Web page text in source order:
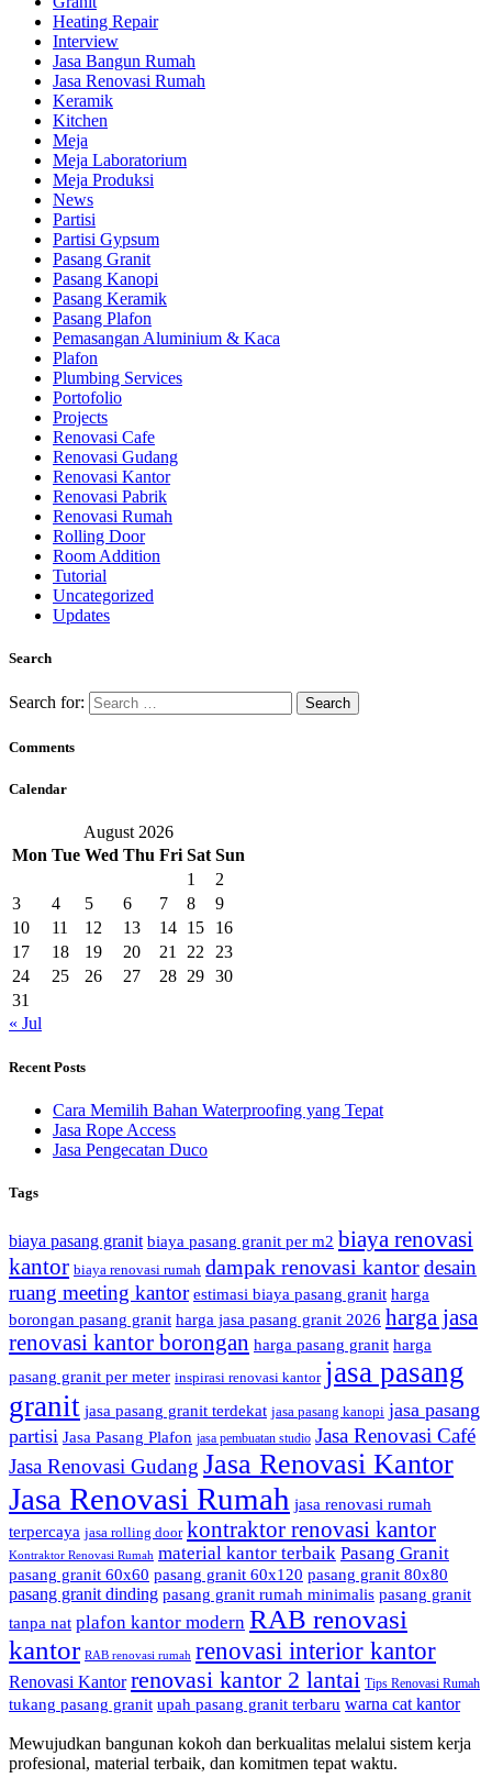
Heating Repair
Interview
Jasa Bangun Rumah
Jasa Renovasi Rumah
Keramik
Kitchen
Meja
Meja Laboratorium
Meja Produksi
News
Partisi
Partisi Gypsum
Pasang Granit
Pasang Kanopi
Pasang Keramik
Pasang Plafon
Pemasangan Aluminium & Kaca
Plafon
Plumbing Services
Portofolio
Projects
Renovasi Cafe
Renovasi Gudang
Renovasi Kantor
Renovasi Pabrik
Renovasi Rumah
Rolling Door
Room Addition
Tutorial
Uncategorized
Updates
Search
Search for:
Comments
Calendar
August 2026
Mon Tue Wed Thu Fri Sat Sun
1
2
3
4 5 6 7 8
9
10
11 12 13 14 15
16
17
18 19 20 21 22 23
24
25 26 27 28 29 30
31
« Jul
Recent Posts
Cara Memilih Bahan Waterproofing yang Tepat
Jasa Rope Access
Jasa Pengecatan Duco
Tags
biaya pasang granit biaya pasang granit per m2 biaya renovasi
kantor biaya renovasi rumah dampak renovasi kantordesain
ruang meeting kantor estimasi biaya pasang granit harga
borongan pasang granit harga jasa pasang granit 2026 harga jasa
renovasi kantor borongan harga pasang granit harga
pasang granit per meter inspirasi renovasi kantor jasa pasang
granit jasa pasang granit terdekat jasa pasang kanopi jasa pasang
partisi Jasa Pasang Plafon jasa pembuatan studio Jasa Renovasi Café
Jasa Renovasi Gudang Jasa Renovasi Kantor
Jasa Renovasi Rumah jasa renovasi rumah
terpercaya jasa rolling door kontraktor renovasi kantor
Kontraktor Renovasi Rumah material kantor terbaik Pasang Granit
pasang granit 60x60 pasang granit 60x120 pasang granit 80x80
pasang granit dinding pasang granit rumah minimalis pasang granit
tanpa nat plafon kantor modern RAB renovasi
kantor RAB renovasi rumah renovasi interior kantor
Renovasi Kantor renovasi kantor 2 lantai Tips Renovasi Rumah
tukang pasang granit upah pasang granit terbaru warna cat kantor
Mewujudkan bangunan kokoh dan berkualitas melalui sistem kerja
profesional, material terbaik, dan komitmen tepat waktu.